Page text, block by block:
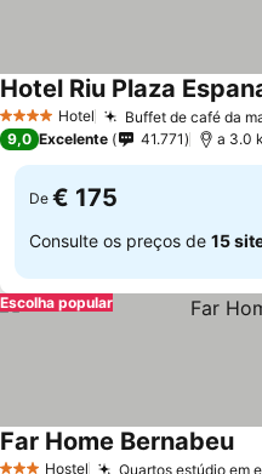
4 EstrelasHotel Buffet de café da
Hotel Riu Plaza
9,0 Excelente 41.771 a 3.0
De € 175
Consulte os preços de 15
Escolha popular
Hostel Quartos estúdio em
Far Home Bernabeu